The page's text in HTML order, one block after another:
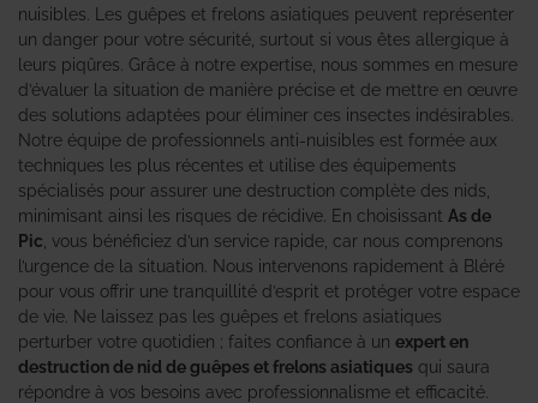
nuisibles. Les guêpes et frelons asiatiques peuvent représenter
un danger pour votre sécurité, surtout si vous êtes allergique à
leurs piqûres. Grâce à notre expertise, nous sommes en mesure
d’évaluer la situation de manière précise et de mettre en œuvre
des solutions adaptées pour éliminer ces insectes indésirables.
Notre équipe de professionnels anti-nuisibles est formée aux
techniques les plus récentes et utilise des équipements
spécialisés pour assurer une destruction complète des nids,
minimisant ainsi les risques de récidive. En choisissant As de
Pic , vous bénéficiez d’un service rapide, car nous comprenons
l’urgence de la situation. Nous intervenons rapidement à Bléré
pour vous offrir une tranquillité d’esprit et protéger votre espace
de vie. Ne laissez pas les guêpes et frelons asiatiques
perturber votre quotidien ; faites confiance à un expert en
destruction de nid de guêpes et frelons asiatiques qui saura
répondre à vos besoins avec professionnalisme et efficacité.